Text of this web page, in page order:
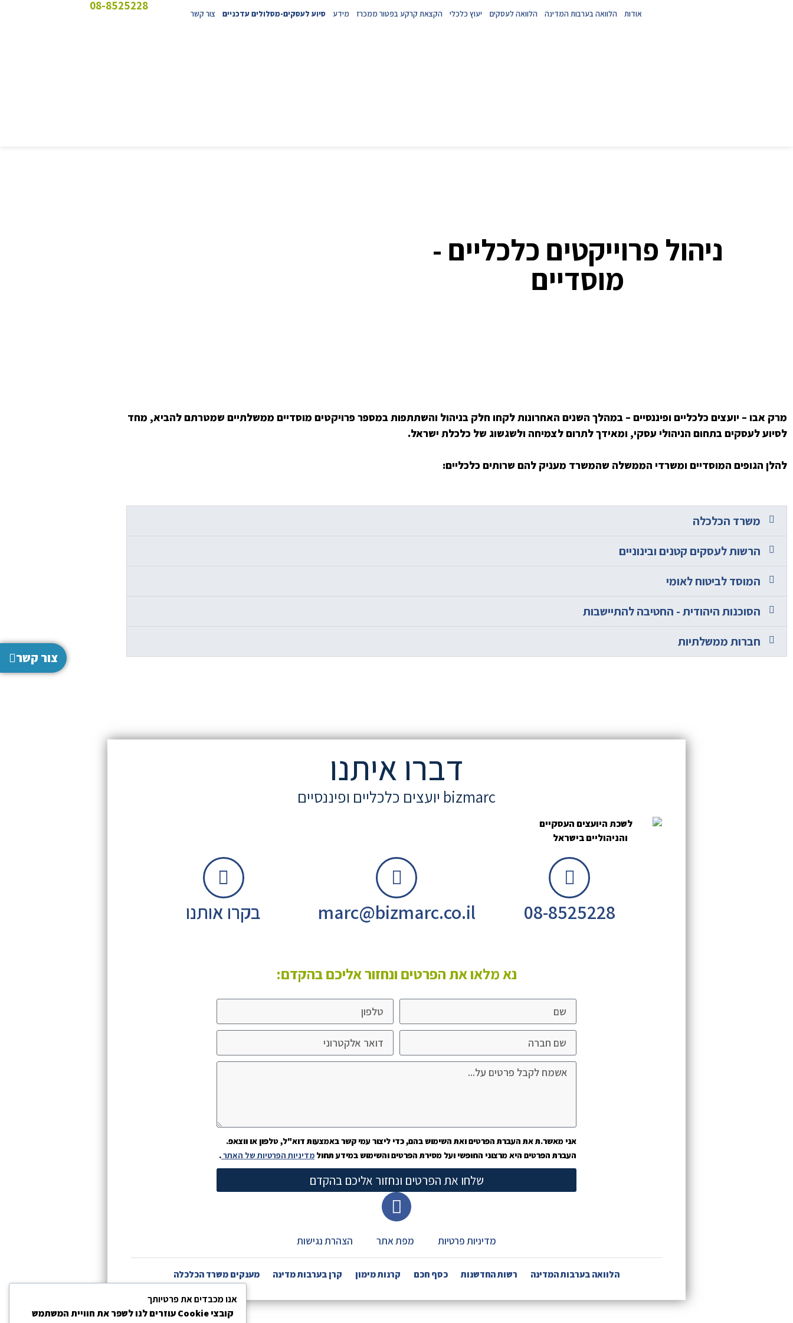
אודות הלוואה בערבות המדינה הלוואה לעסקים יעוץ כלכלי הקצאת קרקע בפטור ממכרז מידע סיוע לעסקים-מסלולים עדכניים צור קשר
08-8525228
ניהול פרוייקטים כלכליים -
מוסדיים
מרק אבו – יועצים כלכליים ופיננסיים – במהלך השנים האחרונות לקחו חלק בניהול והשתתפות במספר פרויקטים מוסדיים ממשלתיים שמטרתם להביא, מחד
לסיוע לעסקים בתחום הניהולי עסקי, ומאידך לתרום לצמיחה ולשגשוג של כלכלת ישראל.
להלן הגופים המוסדיים ומשרדי הממשלה שהמשרד מעניק להם שרותים כלכליים:
משרד הכלכלה
הרשות לעסקים קטנים ובינוניים
המוסד לביטוח לאומי
הסוכנות היהודית - החטיבה להתיישבות
חברות ממשלתיות
דברו איתנו
bizmarc יועצים כלכליים ופיננסיים
08-8525228
marc@bizmarc.co.il בקרו אותנו
נא מלאו את הפרטים ונחזור אליכם בהקדם:
אני מאשר.ת את העברת הפרטים ואת השימוש בהם, כדי ליצור עמי קשר באמצעות דוא"ל, טלפון או ווצאפ.
העברת הפרטים היא מרצוני החופשי ועל מסירת הפרטים והשימוש במידע תחולמדיניות הפרטיות של האתר.
שלחו את הפרטים ונחזור אליכם בהקדם
מדיניות פרטיות מפת אתר הצהרת נגישות
הלוואה בערבות המדינה רשות החדשנות כסף חכם קרנות מימון קרן בערבות מדינה מענקים משרד הכלכלה
צור קשר
אנו מכבדים את פרטיותך
קובצי Cookie עוזרים לנו לשפר את חוויית המשתמש